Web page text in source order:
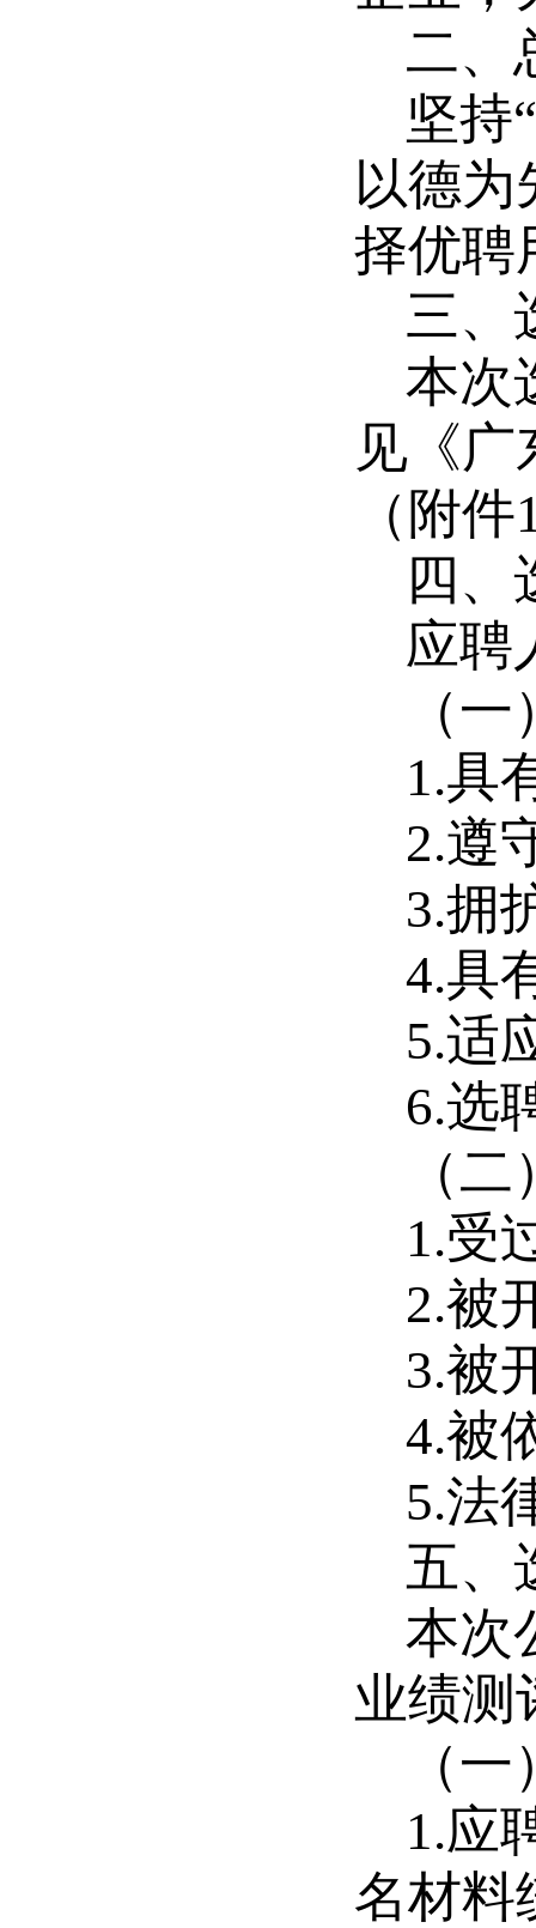
二、
坚持“
以德为
择优聘
三、
本次
见《
（附件
四、
应聘
（
1.具
2.遵
3.拥
4.具
5.适
6.选
（
1.受
2.被
3.被
4.被
5.法
五、
本次
业绩测
（
1.应
名材料